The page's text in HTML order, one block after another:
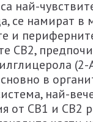
най-
се намират в
и
CB2,
(2-
в
най-
от CB1 и CB2